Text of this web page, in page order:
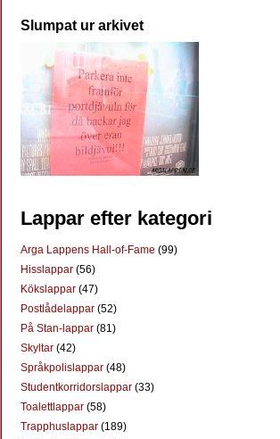
Slumpat ur arkivet
Lappar efter kategori
Arga Lappens Hall-of-Fame (99)
Hisslappar (56)
Kökslappar (47)
Postlådelappar (52)
På Stan-lappar (81)
Skyltar (42)
Språkpolislappar (48)
Studentkorridorslappar (33)
Toalettlappar (58)
Trapphuslappar (189)